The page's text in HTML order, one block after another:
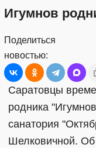
Игумнов
Поделиться
новостью:
Саратовцы
родника
санатория
Шелковичной. Об